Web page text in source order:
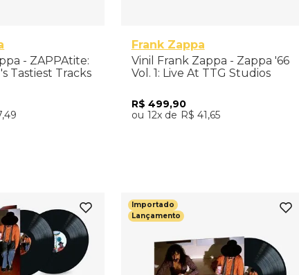
- ZAPPAtite:
Tastiest Tracks
,49
Frank Zappa
Vinil Frank Zappa - Zappa '66
Vol. 1: Live At TTG Studios
R$ 499,90
12
R$ 41,65
Importado
Lançamento